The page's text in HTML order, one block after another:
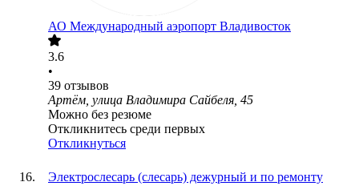
АО Международный аэропорт Владивосток
3.6
•
39 отзывов
Артём, улица Владимира Сайбеля, 45
Можно без резюме
Откликнитесь среди первых
Откликнуться
Электрослесарь (слесарь) дежурный и по ремонту